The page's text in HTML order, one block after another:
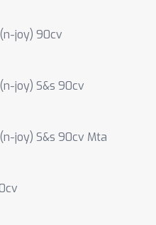
joy) 90cv
joy) S&s 90cv
joy) S&s 90cv Mta